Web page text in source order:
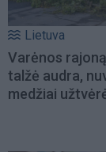
Lietuva
Varėnos
talžė audra,
medžiai